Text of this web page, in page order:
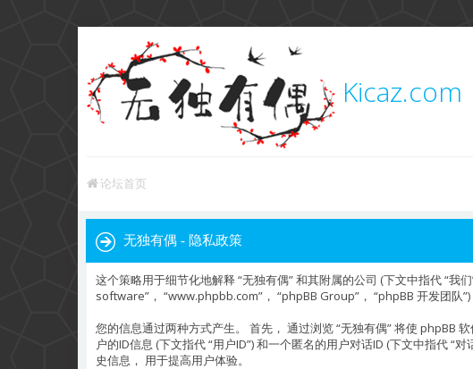
Kicaz.com
论坛首页
无独有偶 - 隐私政策
这个策略用于细节化地解释 “无独有偶” 和其附属的公司 (下文中指代 “我
software”， “www.phpbb.com”， “phpBB Group”， “phpBB 开发团队
您的信息通过两种方式产生。 首先， 通过浏览 “无独有偶” 将使 phpBB
户的ID信息 (下文指代 “用户ID”) 和一个匿名的用户对话ID (下文中指代 “
史信息， 用于提高用户体验。